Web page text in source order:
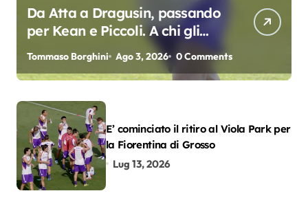
Da Atta a Dragusin, passando
per Kean e Piccoli. A chi gli
oscar del precampionato?
Tommaso Borghini Ago 3, 2026 0 Comments
E’ cominciato il ritiro al Viola Park per
la Fiorentina di Grosso
Lug 13, 2026